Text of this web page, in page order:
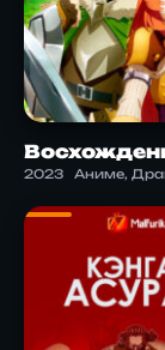
2023 Аниме, Драма,